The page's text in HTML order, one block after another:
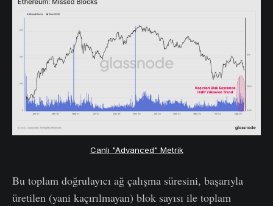
Canlı "Advanced" Metrik
Bu toplam doğrulayıcı ağ çalışma süresini, başarıyla
üretilen (yani kaçırılmayan) blok sayısı ile toplam